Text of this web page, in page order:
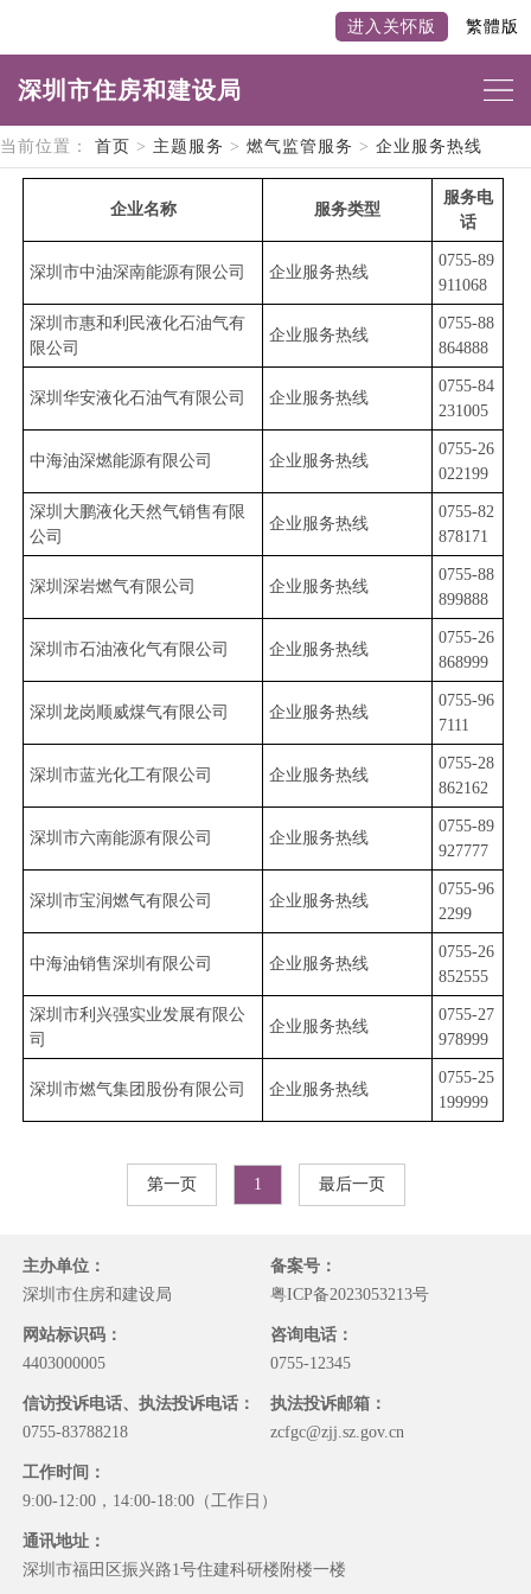
进入关怀版 繁體版
深圳市住房和建设局
当前位置： 首页 > 主题服务 > 燃气监管服务 > 企业服务热线
企业名称 服务类型
服务电
话
深圳市中油深南能源有限公司 企业服务热线
0755-89
911068
深圳市惠和利民液化石油气有
限公司
企业服务热线
​0755-88
864888
深圳华安液化石油气有限公司 企业服务热线
​0755-84
231005
中海油深燃能源有限公司 企业服务热线
0755-26
022199
深圳大鹏液化天然气销售有限
公司
企业服务热线
0755-82
878171
深圳深岩燃气有限公司 企业服务热线
​0755-88
899888
深圳市石油液化气有限公司 企业服务热线
0755-26
868999
深圳龙岗顺威煤气有限公司 企业服务热线
0755-96
7111
深圳市蓝光化工有限公司 企业服务热线
​0755-28
862162
深圳市六南能源有限公司 企业服务热线
​0755-89
927777
深圳市宝润燃气有限公司 企业服务热线
0755-96
2299
中海油销售深圳有限公司 企业服务热线
​0755-26
852555
深圳市利兴强实业发展有限公
司
企业服务热线
​0755-27
978999
深圳市燃气集团股份有限公司 企业服务热线
​0755-25
199999
第一页 1 最后一页
主办单位：
深圳市住房和建设局
备案号：
粤ICP备2023053213号
网站标识码：
4403000005
咨询电话：
0755-12345
信访投诉电话、执法投诉电话：
0755-83788218
执法投诉邮箱：
zcfgc@zjj.sz.gov.cn
工作时间：
9:00-12:00，14:00-18:00（工作日）
通讯地址：
深圳市福田区振兴路1号住建科研楼附楼一楼